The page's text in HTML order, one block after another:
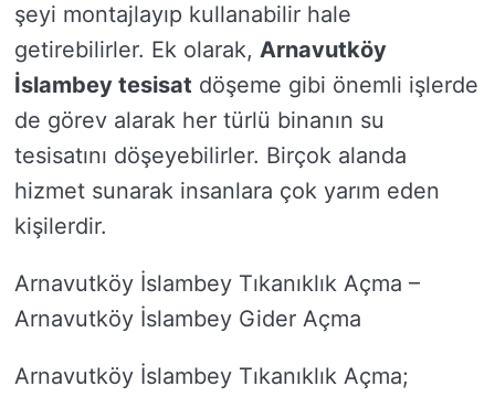
şeyi montajlayıp kullanabilir hale
getirebilirler. Ek olarak, Arnavutköy
İslambey tesisat döşeme gibi önemli işlerde
de görev alarak her türlü binanın su
tesisatını döşeyebilirler. Birçok alanda
hizmet sunarak insanlara çok yarım eden
kişilerdir.
Arnavutköy İslambey Tıkanıklık Açma –
Arnavutköy İslambey Gider Açma
Arnavutköy İslambey Tıkanıklık Açma;